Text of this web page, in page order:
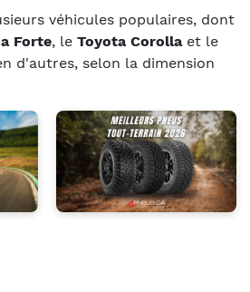
véhicules populaires, dont
Forte, le Toyota Corollaet le
d'autres, selon la dimension